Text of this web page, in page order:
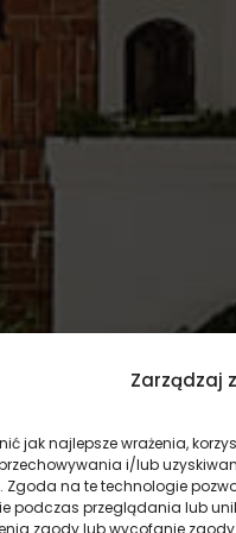
Zarządzaj
jak najlepsze wrażenia,
i/lub
Zgoda na te technologie
podczas przeglądania lub
zgody lub wycofanie